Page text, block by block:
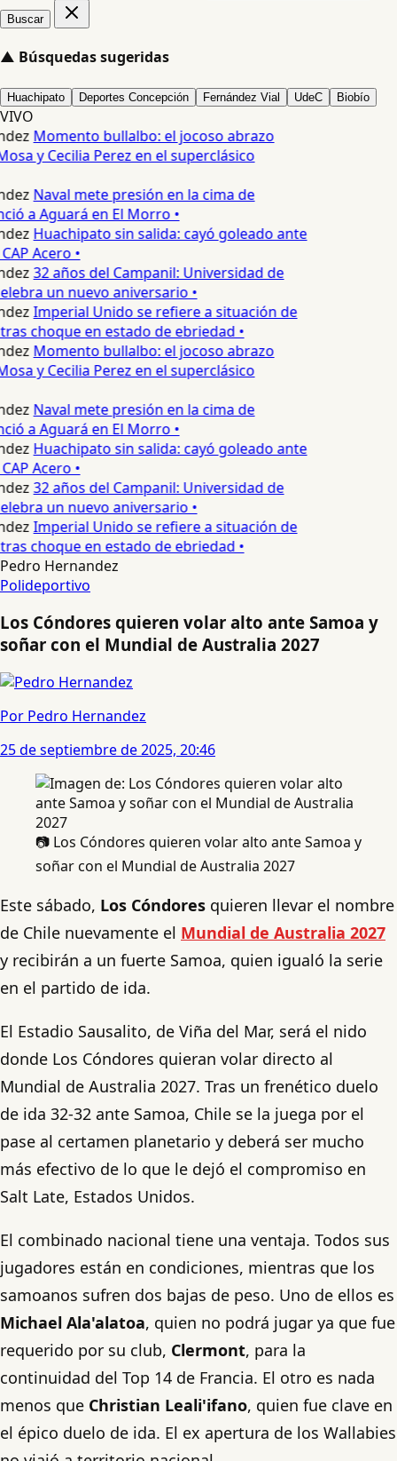
Buscar
▲ Búsquedas sugeridas
Huachipato Deportes Concepción Fernández Vial UdeC Biobío
VIVO
Momento bullalbo: el jocoso abrazo
y Cecilia Perez en el superclásico
Naval mete presión en la cima de
a Aguará en El Morro •
Huachipato sin salida: cayó goleado ante
Acero •
32 años del Campanil: Universidad de
un nuevo aniversario •
Imperial Unido se refiere a situación de
choque en estado de ebriedad •
Momento bullalbo: el jocoso abrazo
y Cecilia Perez en el superclásico
Naval mete presión en la cima de
a Aguará en El Morro •
Huachipato sin salida: cayó goleado ante
Acero •
32 años del Campanil: Universidad de
un nuevo aniversario •
Imperial Unido se refiere a situación de
choque en estado de ebriedad •
Pedro Hernandez
Polideportivo
Los Cóndores quieren volar alto ante Samoa y
soñar con el Mundial de Australia 2027
Por Pedro Hernandez
25 de septiembre de 2025, 20:46
📷 Los Cóndores quieren volar alto ante Samoa y
soñar con el Mundial de Australia 2027
Este sábado, Los Cóndores quieren llevar el nombre
de Chile nuevamente el Mundial de Australia 2027
y recibirán a un fuerte Samoa, quien igualó la serie
en el partido de ida.
El Estadio Sausalito, de Viña del Mar, será el nido
donde Los Cóndores quieran volar directo al
Mundial de Australia 2027. Tras un frenético duelo
de ida 32-32 ante Samoa, Chile se la juega por el
pase al certamen planetario y deberá ser mucho
más efectivo de lo que le dejó el compromiso en
Salt Late, Estados Unidos.
El combinado nacional tiene una ventaja. Todos sus
jugadores están en condiciones, mientras que los
samoanos sufren dos bajas de peso. Uno de ellos es
Michael Ala'alatoa, quien no podrá jugar ya que fue
requerido por su club, Clermont, para la
continuidad del Top 14 de Francia. El otro es nada
menos que Christian Leali'ifano, quien fue clave en
el épico duelo de ida. El ex apertura de los Wallabies